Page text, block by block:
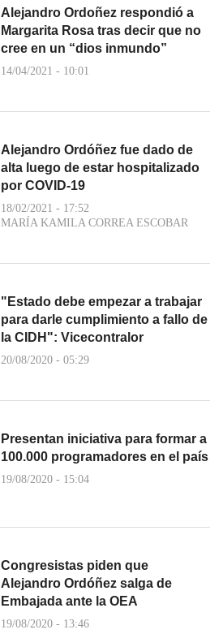
Alejandro Ordoñez respondió a
Margarita Rosa tras decir que no
cree en un “dios inmundo”
14/04/2021 - 10:01
Alejandro Ordóñez fue dado de
alta luego de estar hospitalizado
por COVID-19
18/02/2021 - 17:52
MARÍA KAMILA CORREA ESCOBAR
"Estado debe empezar a trabajar
para darle cumplimiento a fallo de
la CIDH": Vicecontralor
20/08/2020 - 05:29
Presentan iniciativa para formar a
100.000 programadores en el país
19/08/2020 - 15:04
Congresistas piden que
Alejandro Ordóñez salga de
Embajada ante la OEA
19/08/2020 - 13:46